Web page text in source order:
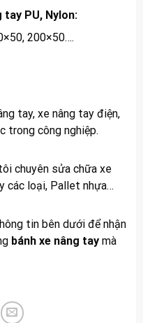
tay PU, Nylon:
200×50….
tay, xe nâng tay điện,
trong công nghiệp.
chuyên sửa chữa xe
các loại, Pallet nhựa…
tin bên dưới để nhận
bánh xe nâng taymà